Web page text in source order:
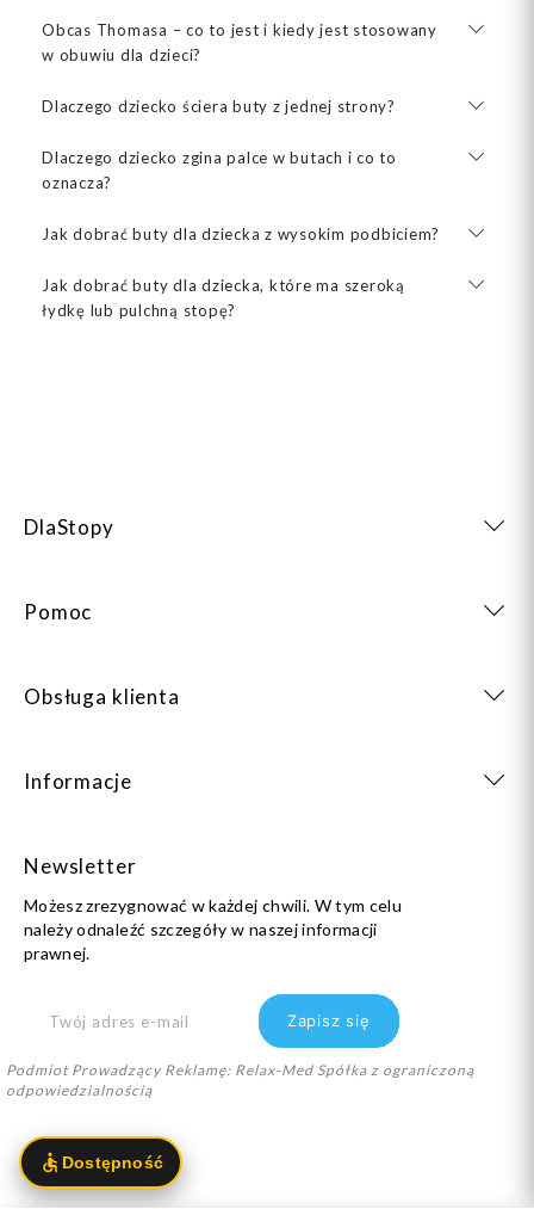
Obcas Thomasa – co to jest i kiedy jest stosowany
w obuwiu dla dzieci?
Dlaczego dziecko ściera buty z jednej strony?
Dlaczego dziecko zgina palce w butach i co to
oznacza?
Jak dobrać buty dla dziecka z wysokim podbiciem?
Jak dobrać buty dla dziecka, które ma szeroką
łydkę lub pulchną stopę?
DlaStopy
Pomoc
Obsługa klienta
Informacje
Newsletter
Możesz zrezygnować w każdej chwili. W tym celu
należy odnaleźć szczegóły w naszej informacji
prawnej.
Podmiot Prowadzący Reklamę: Relax-Med Spółka z ograniczoną
odpowiedzialnością